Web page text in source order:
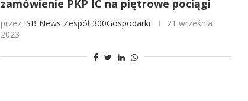
zamówienie PKP IC na piętrowe pociągi
przez ISB News Zespół 300Gospodarki
21 września
2023